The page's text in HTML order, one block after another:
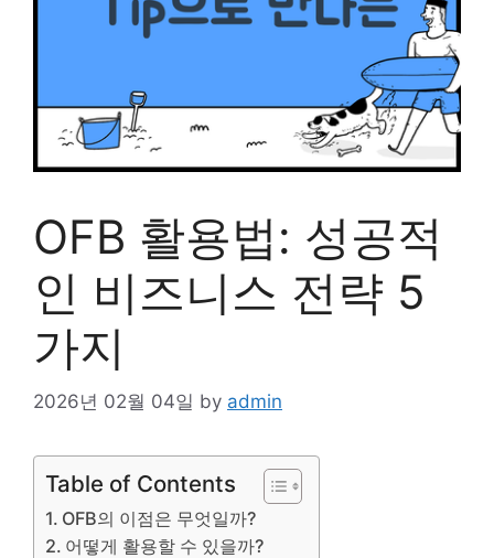
OFB 활용법: 성공적
인 비즈니스 전략 5
가지
2026년 02월 04일 by admin
Table of Contents
OFB의 이점은 무엇일까?
어떻게 활용할 수 있을까?